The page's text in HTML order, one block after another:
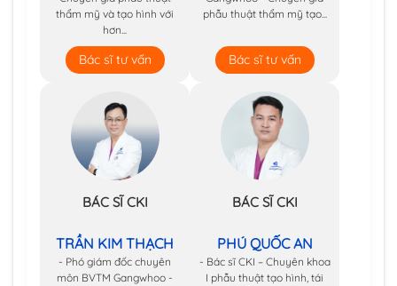
thẩm mỹ và tạo hình với
hơn...
Bác sĩ tư vấn
phẫu thuật thẩm mỹ tạo...
Bác sĩ tư vấn
BÁC SĨ CKI
TRẦN KIM THẠCH
- Phó giám đốc chuyên
môn BVTM Gangwhoo -
BÁC SĨ CKI
PHÚ QUỐC AN
- Bác sĩ CKI – Chuyên khoa
I phẫu thuật tạo hình, tái